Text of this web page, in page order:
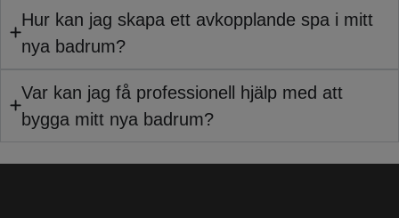
Hur kan jag skapa ett avkopplande spa i mitt
nya badrum?
Var kan jag få professionell hjälp med att
bygga mitt nya badrum?